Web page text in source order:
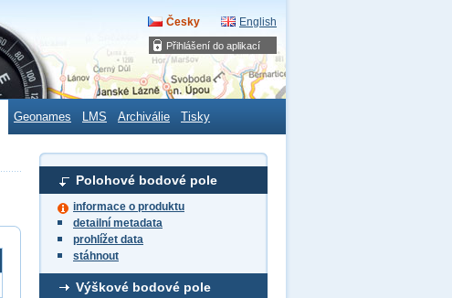
Přihlášení do aplikací
Česky English
Geonames LMS Archiválie Tisky
Polohové bodové pole
informace o produktu
detailní metadata
prohlížet data
stáhnout
Výškové bodové pole